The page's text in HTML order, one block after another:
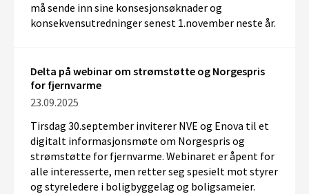
må sende inn sine konsesjonsøknaderog
konsekvensutredningersenest 1.november neste år.
Delta på webinar om strømstøtte og Norgespris
for fjernvarme
23.09.2025
Tirsdag 30.september inviterer NVE og Enova til et
digitalt informasjonsmøte om Norgespris og
strømstøtte for fjernvarme. Webinaret er åpent for
alle interesserte, men retter seg spesielt mot styrer
og styreledere i boligbyggelag og boligsameier.